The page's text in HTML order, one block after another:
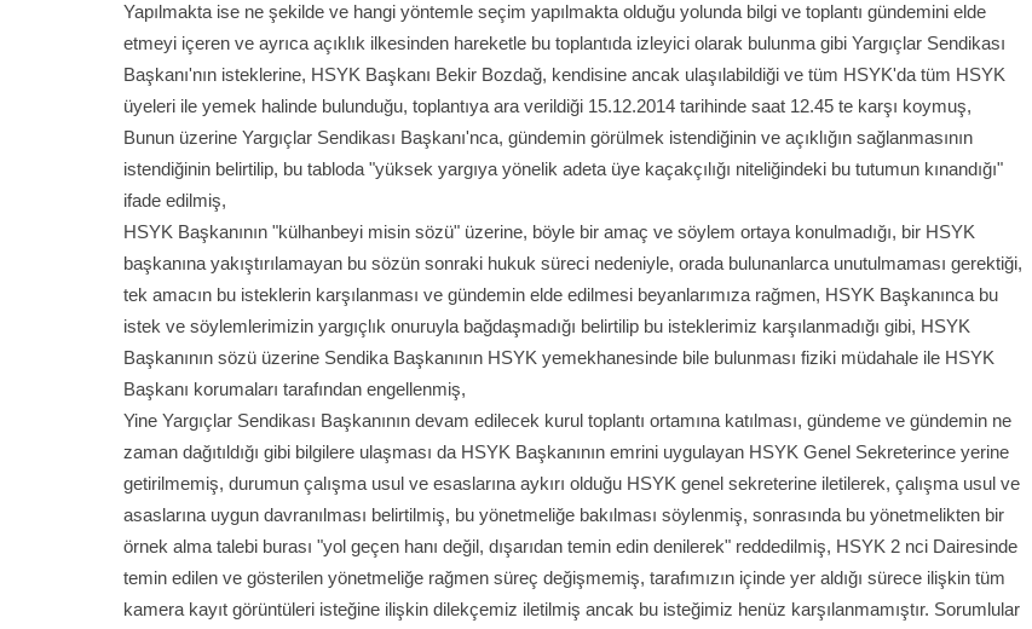
Yapılmakta ise ne şekilde ve hangi yöntemle seçim yapılmakta olduğu yolunda bilgi ve toplantı gündemini elde
etmeyi içeren ve ayrıca açıklık ilkesinden hareketle bu toplantıda izleyici olarak bulunma gibi Yargıçlar Sendikası
Başkanı'nın isteklerine, HSYK Başkanı Bekir Bozdağ, kendisine ancak ulaşılabildiği ve tüm HSYK'da tüm HSYK
üyeleri ile yemek halinde bulunduğu, toplantıya ara verildiği 15.12.2014 tarihinde saat 12.45 te karşı koymuş,
Bunun üzerine Yargıçlar Sendikası Başkanı'nca, gündemin görülmek istendiğinin ve açıklığın sağlanmasının
istendiğinin belirtilip, bu tabloda "yüksek yargıya yönelik adeta üye kaçakçılığı niteliğindeki bu tutumun kınandığı"
ifade edilmiş,
HSYK Başkanının "külhanbeyi misin sözü" üzerine, böyle bir amaç ve söylem ortaya konulmadığı, bir HSYK
başkanına yakıştırılamayan bu sözün sonraki hukuk süreci nedeniyle, orada bulunanlarca unutulmaması gerektiği,
tek amacın bu isteklerin karşılanması ve gündemin elde edilmesi beyanlarımıza rağmen, HSYK Başkanınca bu
istek ve söylemlerimizin yargıçlık onuruyla bağdaşmadığı belirtilip bu isteklerimiz karşılanmadığı gibi, HSYK
Başkanının sözü üzerine Sendika Başkanının HSYK yemekhanesinde bile bulunması fiziki müdahale ile HSYK
Başkanı korumaları tarafından engellenmiş,
Yine Yargıçlar Sendikası Başkanının devam edilecek kurul toplantı ortamına katılması, gündeme ve gündemin ne
zaman dağıtıldığı gibi bilgilere ulaşması da HSYK Başkanının emrini uygulayan HSYK Genel Sekreterince yerine
getirilmemiş, durumun çalışma usul ve esaslarına aykırı olduğu HSYK genel sekreterine iletilerek, çalışma usul ve
asaslarına uygun davranılması belirtilmiş, bu yönetmeliğe bakılması söylenmiş, sonrasında bu yönetmelikten bir
örnek alma talebi burası "yol geçen hanı değil, dışarıdan temin edin denilerek" reddedilmiş, HSYK 2 nci Dairesinde
temin edilen ve gösterilen yönetmeliğe rağmen süreç değişmemiş, tarafımızın içinde yer aldığı sürece ilişkin tüm
kamera kayıt görüntüleri isteğine ilişkin dilekçemiz iletilmiş ancak bu isteğimiz henüz karşılanmamıştır. Sorumlular